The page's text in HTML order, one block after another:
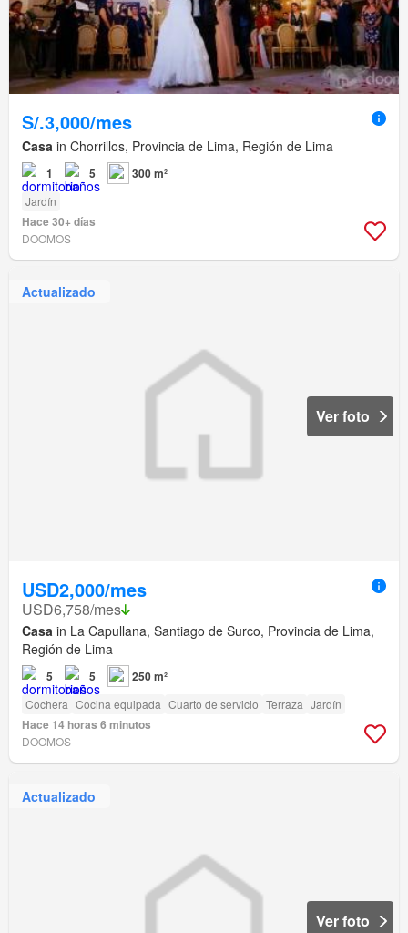
S/.3,000/mes
Casa in Chorrillos, Provincia de Lima, Región de Lima
1 5 300 m²
Jardín
Hace 30+ días
DOOMOS
Actualizado
Ver foto
USD2,000/mes
USD6,758/mes
Casa in La Capullana, Santiago de Surco, Provincia de Lima,
Región de Lima
5 5 250 m²
Cochera Cocina equipada Cuarto de servicio Terraza Jardín
Hace 14 horas 6 minutos
DOOMOS
Actualizado
Ver foto